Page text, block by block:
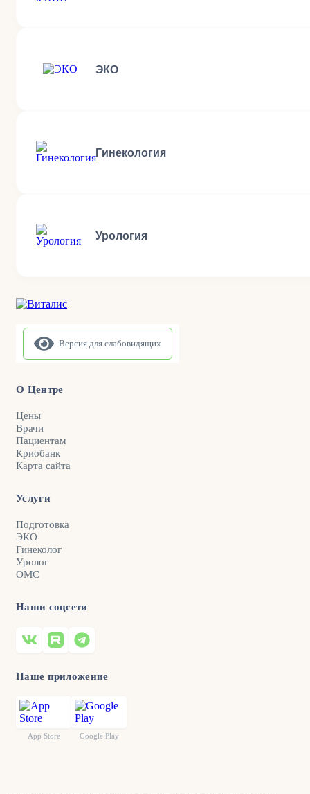
ЭКО
Гинекология
Урология
Версия для слабовидящих
О Центре
Цены
Врачи
Пациентам
Криобанк
Карта сайта
Услуги
Подготовка
ЭКО
Гинеколог
Уролог
ОМС
Наши соцсети
Наше приложение
App Store Google Play